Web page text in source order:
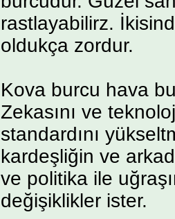
rastlayabilirz.
oldukça zordur.
Kova burcu hava
Zekasını ve
standardını
kardeşliğin ve
ve politika ile
değişiklikler ister.